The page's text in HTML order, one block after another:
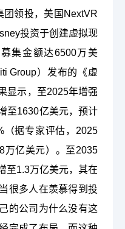
团领投，美国 NextVR
投资于创建虚拟现
集金额达6500万美
Group）发布的《虚
显示，至2025年增强
至1630亿美元，预计
（据专家评估，2025
万亿美元）。至2035
至1.3万亿美元，其在
当很多人在羡慕得到投
的公司为什么没有这